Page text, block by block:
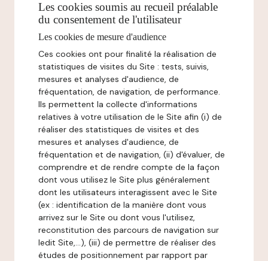
Les cookies soumis au recueil préalable
du consentement de l'utilisateur
Les cookies de mesure d'audience
Ces cookies ont pour finalité la réalisation de
statistiques de visites du Site : tests, suivis,
mesures et analyses d'audience, de
fréquentation, de navigation, de performance.
Ils permettent la collecte d'informations
relatives à votre utilisation de le Site afin (i) de
réaliser des statistiques de visites et des
mesures et analyses d'audience, de
fréquentation et de navigation, (ii) d'évaluer, de
comprendre et de rendre compte de la façon
dont vous utilisez le Site plus généralement
dont les utilisateurs interagissent avec le Site
(ex : identification de la manière dont vous
arrivez sur le Site ou dont vous l'utilisez,
reconstitution des parcours de navigation sur
ledit Site,...), (iii) de permettre de réaliser des
études de positionnement par rapport par